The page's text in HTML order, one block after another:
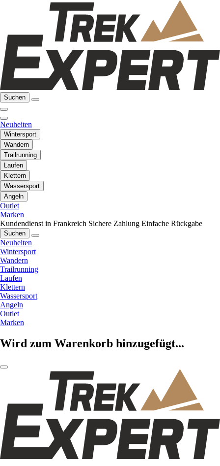
Suchen
Neuheiten
Wintersport
Wandern
Trailrunning
Laufen
Klettern
Wassersport
Angeln
Outlet
Marken
Kundendienst in Frankreich Sichere Zahlung Einfache Rückgabe
Suchen
Neuheiten
Wintersport
Wandern
Trailrunning
Laufen
Klettern
Wassersport
Angeln
Outlet
Marken
Wird zum Warenkorb hinzugefügt...